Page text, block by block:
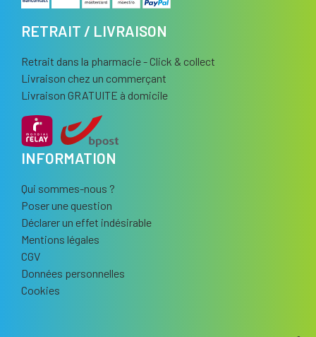
RETRAIT / LIVRAISON
Retrait dans la pharmacie - Click & collect
Livraison chez un commerçant
Livraison GRATUITE à domicile
INFORMATION
Qui sommes-nous ?
Poser une question
Déclarer un effet indésirable
Mentions légales
CGV
Données personnelles
Cookies